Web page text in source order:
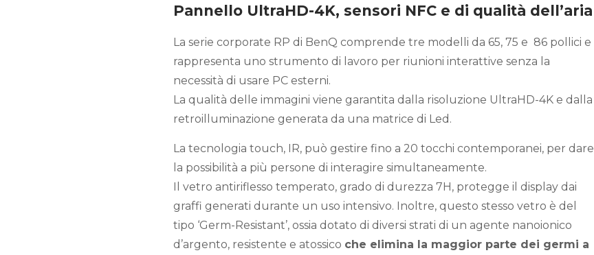
Pannello UltraHD-4K, sensori NFC e di qualità dell’aria
La serie corporate RP di BenQ comprende tre modelli da 65, 75 e 86 pollici e
rappresenta uno strumento di lavoro per riunioni interattive senza la
necessità di usare PC esterni.
La qualità delle immagini viene garantita dalla risoluzione UltraHD-4K e dalla
retroilluminazione generata da una matrice di Led.
La tecnologia touch, IR, può gestire fino a 20 tocchi contemporanei, per dare
la possibilità a più persone di interagire simultaneamente.
Il vetro antiriflesso temperato, grado di durezza 7H, protegge il display dai
graffi generati durante un uso intensivo. Inoltre, questo stesso vetro è del
tipo ‘Germ-Resistant’, ossia dotato di diversi strati di un agente nanoionico
d’argento, resistente e atossico che elimina la maggior parte dei germi a